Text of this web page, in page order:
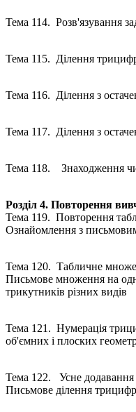
Тема 114. Розв'язування
Тема 115. Ділення
Тема 116. Ділення з
Тема 117. Ділення з
Тема 118. Знаходження
Розділ 4. Повторення
Тема 119. Повторення
Ознайомлення з
Тема 120. Табличне
Письмове множення на
трикутників різних видів
Тема 121. Нумерація
об'ємних і плоских
Тема 122. Усне додавання
Письмове ділення